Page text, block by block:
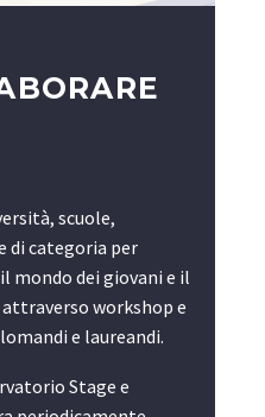
scuole,
di categoria per
mondo dei giovani e il
workshop e
e laureandi.
Stage e